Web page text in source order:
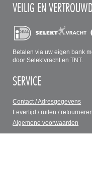
VEILIG EN VERTROUWD
Betalen via uw eigen bank
door Selektvracht en TNT.
SERVICE
Contact / Adresgegevens
Levertijd / ruilen / retourneren
Algemene voorwaarden